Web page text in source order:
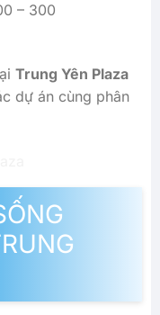
– 300
Trung Yên Plaza
dự án cùng phân